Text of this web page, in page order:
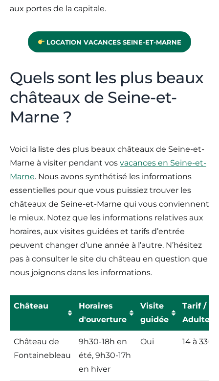
aux portes de la capitale.
LOCATION VACANCES SEINE-ET-MARNE
Quels sont les plus beaux
châteaux de Seine-et-
Marne ?
Voici la liste des plus beaux châteaux de Seine-et-
Marne à visiter pendant vos vacances en Seine-et-
Marne. Nous avons synthétisé les informations
essentielles pour que vous puissiez trouver les
châteaux de Seine-et-Marne qui vous conviennent
le mieux. Notez que les informations relatives aux
horaires, aux visites guidées et tarifs d’entrée
peuvent changer d’une année à l’autre. N’hésitez
pas à consulter le site du château en question que
nous joignons dans les informations.
Château
Horaires
d'ouverture
Visite
guidée
Tarif /
Adulte
Château
Horaires
d'ouverture
Visite
Tarif /
Château de
Fontainebleau
9h30-18h en
été, 9h30-17h
en hiver
Oui 14 à 33€